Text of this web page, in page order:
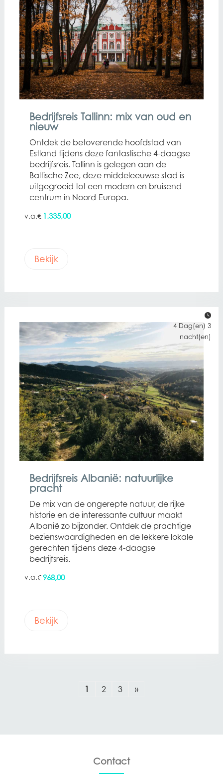
Bedrijfsreis Tallinn: mix van oud en
nieuw
Ontdek de betoverende hoofdstad van
Estland tijdens deze fantastische 4-daagse
bedrijfsreis. Tallinn is gelegen aan de
Baltische Zee, deze middeleeuwse stad is
uitgegroeid tot een modern en bruisend
centrum in Noord-Europa.
€ 1.335,00
Bekijk
Bedrijfsreis Albanië: natuurlijke
pracht
De mix van de ongerepte natuur, de rijke
historie en de interessante cultuur maakt
Albanië zo bijzonder. Ontdek de prachtige
bezienswaardigheden en de lekkere lokale
gerechten tijdens deze 4-daagse
bedrijfsreis.
4 Dag(en) 3
nacht(en)
€968,00
Bekijk
1 2 3 »
Contact